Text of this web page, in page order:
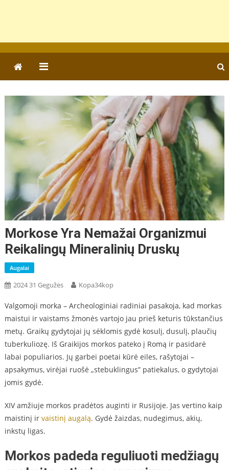
Morkose Yra Nemažai Organizmui
Reikalingų Mineralinių Druskų
Augalai
2024 31 Gegužės Kopa34kop
Valgomoji morka – Archeologiniai radiniai pasakoja, kad morkas
maistui ir vaistams žmonės vartojo jau prieš keturis tūkstančius
metų. Graikų gydytojai jų sėklomis gydė kosulį, dusulį, plaučių
tuberkuliozę. Iš Graikijos morkos pateko į Romą ir pasidarė
labai populiarios. Jų garbei poetai kūrė eiles, rašytojai –
apsakymus, virėjai ruošė „stebuklingus” patiekalus, o gydytojai
jomis gydė.
XIV amžiuje morkos pradėtos auginti ir Rusijoje. Jas vertino kaip
maistinį ir vaistinį augalą. Gydė žaizdas, nudegimus, akių,
inkstų ligas.
Morkos padeda reguliuoti medžiagų